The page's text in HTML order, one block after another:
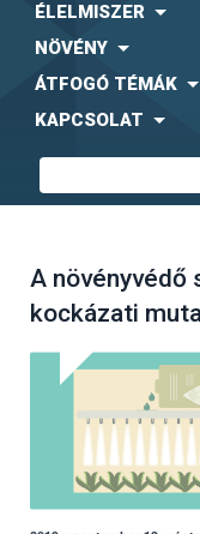
ÉLELMISZER
NÖVÉNY
ÁTFOGÓ TÉMÁK
KAPCSOLAT
A növényvédő
kockázati